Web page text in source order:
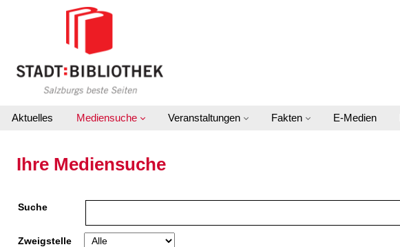
Zu den Suchfiltern springen
Zur Trefferliste springen
Aktuelles Mediensuche Veranstaltungen Fakten E-Medien
Ihre Mediensuche
Suche
Zweigstelle